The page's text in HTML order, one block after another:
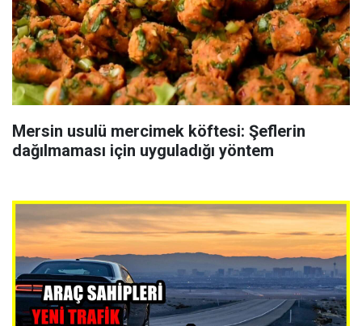
Mersin usulü mercimek köftesi: Şeflerin
dağılmaması için uyguladığı yöntem